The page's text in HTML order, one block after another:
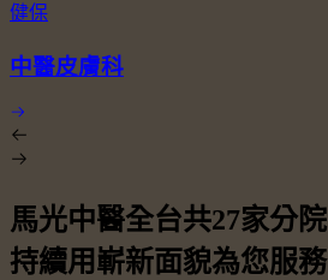
健保
中醫皮膚科
馬光中醫全台共27家分院
持續用嶄新面貌為您服務